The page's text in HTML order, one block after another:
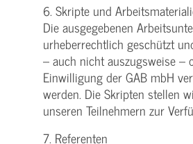
6. Skripte und
Die ausgegebenen
urheberrechtlich geschützt
– auch nicht auszugsweise –
Einwilligung der GAB mbH
werden. Die Skripten stellen
unseren Teilnehmern zur
7. Referenten